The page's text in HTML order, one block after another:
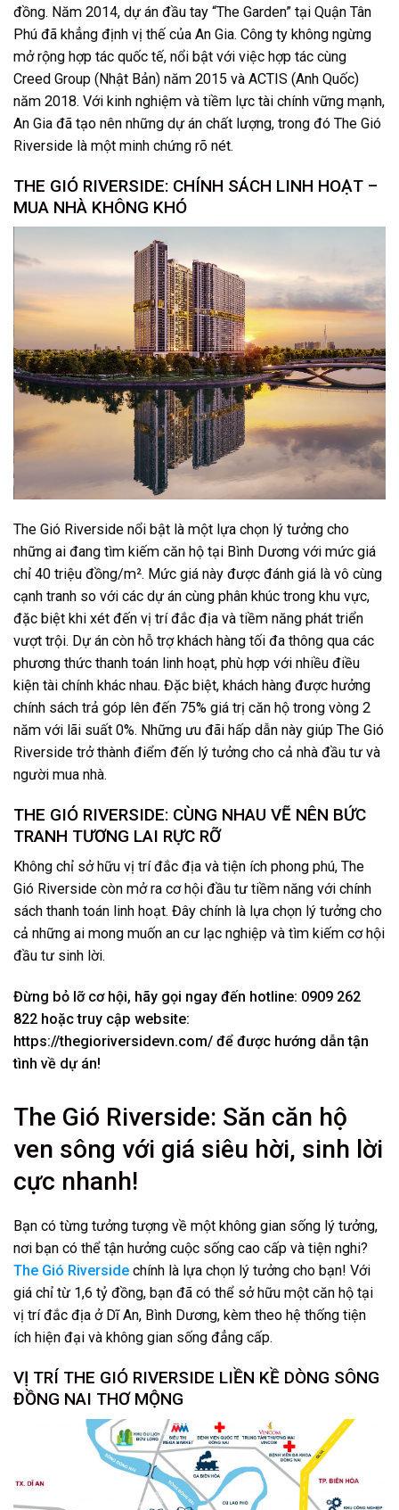
đồng. Năm 2014, dự án đầu tay “The Garden” tại Quận Tân
Phú đã khẳng định vị thế của An Gia. Công ty không ngừng
mở rộng hợp tác quốc tế, nổi bật với việc hợp tác cùng
Creed Group (Nhật Bản) năm 2015 và ACTIS (Anh Quốc)
năm 2018. Với kinh nghiệm và tiềm lực tài chính vững mạnh,
An Gia đã tạo nên những dự án chất lượng, trong đó The Gió
Riverside là một minh chứng rõ nét.
THE GIÓ RIVERSIDE: CHÍNH SÁCH LINH HOẠT –
MUA NHÀ KHÔNG KHÓ
The Gió Riverside nổi bật là một lựa chọn lý tưởng cho
những ai đang tìm kiếm căn hộ tại Bình Dương với mức giá
chỉ 40 triệu đồng/m². Mức giá này được đánh giá là vô cùng
cạnh tranh so với các dự án cùng phân khúc trong khu vực,
đặc biệt khi xét đến vị trí đắc địa và tiềm năng phát triển
vượt trội. Dự án còn hỗ trợ khách hàng tối đa thông qua các
phương thức thanh toán linh hoạt, phù hợp với nhiều điều
kiện tài chính khác nhau. Đặc biệt, khách hàng được hưởng
chính sách trả góp lên đến 75% giá trị căn hộ trong vòng 2
năm với lãi suất 0%. Những ưu đãi hấp dẫn này giúp The Gió
Riverside trở thành điểm đến lý tưởng cho cả nhà đầu tư và
người mua nhà.
THE GIÓ RIVERSIDE: CÙNG NHAU VẼ NÊN BỨC
TRANH TƯƠNG LAI RỰC RỠ
Không chỉ sở hữu vị trí đắc địa và tiện ích phong phú, The
Gió Riverside còn mở ra cơ hội đầu tư tiềm năng với chính
sách thanh toán linh hoạt. Đây chính là lựa chọn lý tưởng cho
cả những ai mong muốn an cư lạc nghiệp và tìm kiếm cơ hội
đầu tư sinh lời.
Đừng bỏ lỡ cơ hội, hãy gọi ngay đến hotline: 0909 262
822 hoặc truy cập website:
https://thegioriversidevn.com/ để được hướng dẫn tận
tình về dự án!
The Gió Riverside: Săn căn hộ
ven sông với giá siêu hời, sinh lời
cực nhanh!
Bạn có từng tưởng tượng về một không gian sống lý tưởng,
nơi bạn có thể tận hưởng cuộc sống cao cấp và tiện nghi?
The Gió Riverside chính là lựa chọn lý tưởng cho bạn! Với
giá chỉ từ 1,6 tỷ đồng, bạn đã có thể sở hữu một căn hộ tại
vị trí đắc địa ở Dĩ An, Bình Dương, kèm theo hệ thống tiện
ích hiện đại và không gian sống đẳng cấp.
VỊ TRÍ THE GIÓ RIVERSIDE LIỀN KỀ DÒNG SÔNG
ĐỒNG NAI THƠ MỘNG